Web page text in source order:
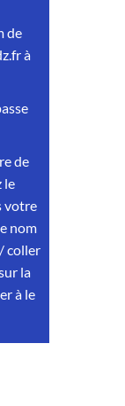
de
à
de
le
votre
nom
coller
la
à le